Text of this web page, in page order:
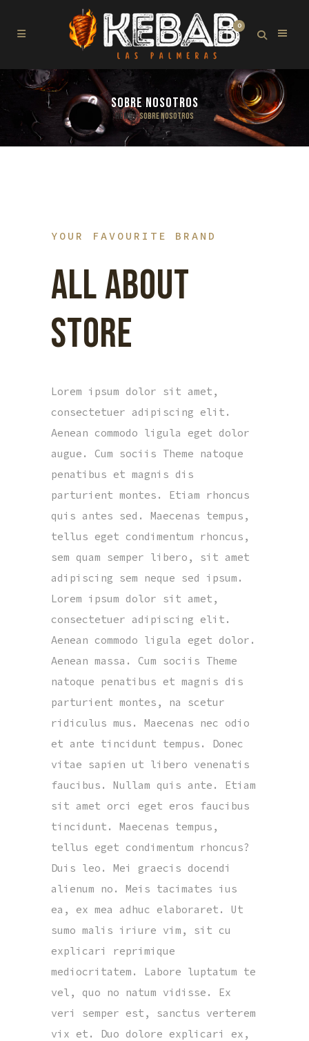
0
SOBRE NOSOTROS
Home>Sobre nosotros
YOUR FAVOURITE BRAND
ALL ABOUT
STORE
Lorem ipsum dolor sit amet,
consectetuer adipiscing elit.
Aenean commodo ligula eget dolor
augue. Cum sociis Theme natoque
penatibus et magnis dis
parturient montes. Etiam rhoncus
quis antes sed. Maecenas tempus,
tellus eget condimentum rhoncus,
sem quam semper libero, sit amet
adipiscing sem neque sed ipsum.
Lorem ipsum dolor sit amet,
consectetuer adipiscing elit.
Aenean commodo ligula eget dolor.
Aenean massa. Cum sociis Theme
natoque penatibus et magnis dis
parturient montes, na scetur
ridiculus mus. Maecenas nec odio
et ante tincidunt tempus. Donec
vitae sapien ut libero venenatis
faucibus. Nullam quis ante. Etiam
sit amet orci eget eros faucibus
tincidunt. Maecenas tempus,
tellus eget condimentum rhoncus?
Duis leo. Mei graecis docendi
alienum no. Meis tacimates ius
ea, ex mea adhuc elaboraret. Ut
sumo malis iriure vim, sit cu
explicari reprimique
mediocritatem. Labore luptatum te
vel, quo no natum vidisse. Ex
veri semper est, sanctus verterem
vix et. Duo dolore explicari ex,